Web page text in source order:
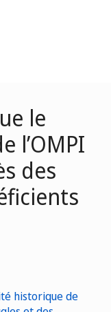
le
l’OMPI
des